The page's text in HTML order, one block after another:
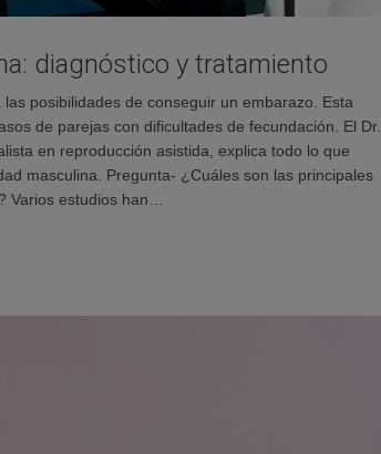
diagnóstico y tratamiento
posibilidades de conseguir un embarazo. Esta
de parejas con dificultades de fecundación. El Dr.
en reproducción asistida, explica todo lo que
masculina. Pregunta- ¿Cuáles son las principales
Varios estudios han…